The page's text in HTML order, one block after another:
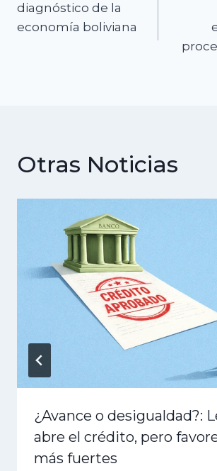
entradas
diagnóstico de la
economía boliviana
Otras Noticias
¿Avance o desigualdad?:
abre el crédito, pero
más fuertes